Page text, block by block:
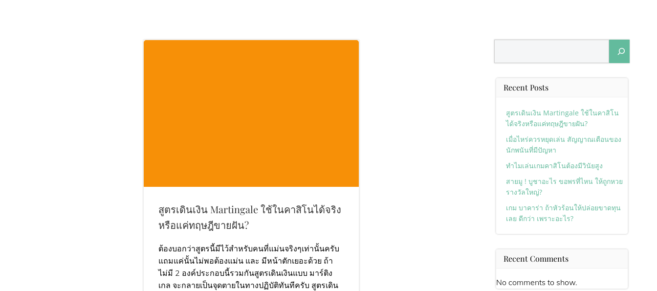
สูตรเดินเงิน Martingale ใช้ในคาสิโนได้จริง
หรือแค่ทฤษฎีขายฝัน?
ต้องบอกว่าสูตรนี้มีไว้สำหรับคนที่แม่นจริงๆเท่านั้นครับ
แถมแค่นั้นไม่พอต้องแม่น และ มีหน้าตักเยอะด้วย ถ้า
ไม่มี 2 องค์ประกอบนี้รวมกันสูตรเดินเงินแบบ มาร์ติง
เกล จะกลายเป็นจุดตายในทางปฏิบัติทันทีครับ สูตรเดิน
Recent Posts
สูตรเดินเงิน Martingale ใช้ในคาสิโน
ได้จริงหรือแค่ทฤษฎีขายฝัน?
เมื่อไหร่ควรหยุดเล่น สัญญาณเตือนของ
นักพนันที่มีปัญหา
ทำไมเล่นเกมคาสิโนต้องมีวินัยสูง
สายมู ! บูชาอะไร ขอพรที่ไหน ให้ถูกหวย
รางวัลใหญ่?
เกม บาคาร่า ถ้าหัวร้อนให้ปล่อยขาดทุน
เลย ดีกว่า เพราะอะไร?
Recent Comments
No comments to show.